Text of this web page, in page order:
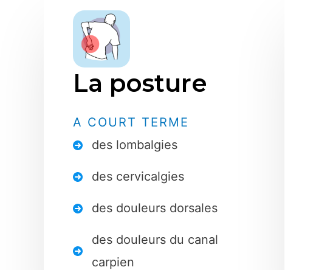
La posture
A COURT TERME
des lombalgies
des cervicalgies
des douleurs dorsales
des douleurs du canal
carpien